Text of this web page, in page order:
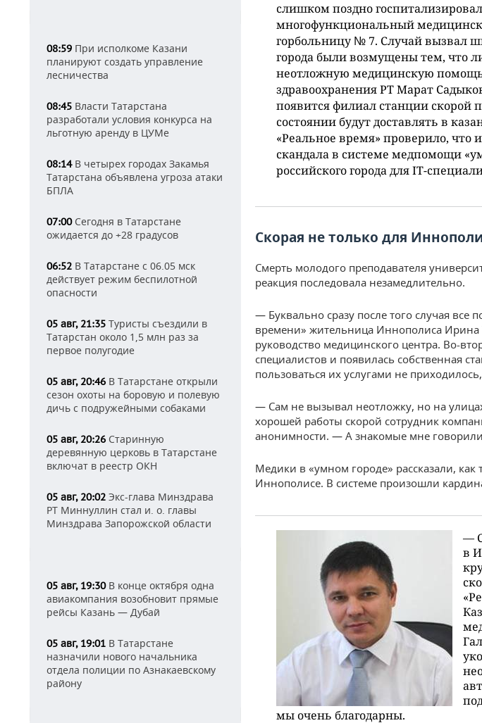
08:59 При исполкоме Казани
планируют создать управление
лесничества
08:45 Власти Татарстана
разработали условия конкурса на
льготную аренду в ЦУМе
08:14В четырех городах Закамья
Татарстана объявлена угроза атаки
БПЛА
07:00Сегодня в Татарстане
ожидается до +28 градусов
06:52 В Татарстане с 06.05 мск
действует режим беспилотной
опасности
05 авг, 21:35 Туристы съездили в
Татарстан около 1,5 млн раз за
первое полугодие
05 авг, 20:46 В Татарстане открыли
сезон охоты на боровую и полевую
дичь с подружейными собаками
05 авг, 20:26 Старинную
деревянную церковь в Татарстане
включат в реестр ОКН
05 авг, 20:02 Экс-глава Минздрава
РТ Миннуллин стал и. о. главы
Минздрава Запорожской области
05 авг, 19:30В конце октября одна
авиакомпания возобновит прямые
рейсы Казань — Дубай
05 авг, 19:01 В Татарстане
назначили нового начальника
отдела полиции по Азнакаевскому
району
слишком поздно
многофункциональный
горбольницу № 7. Случай вызвал
города были возмущены тем, что
неотложную медицинскую помощь
здравоохранения РТ Марат
появится филиал станции
состоянии будут доставлять в
«Реальное время» проверило, что
скандала в системе медпомощи
российского города для IT-
Скорая не только для
Смерть молодого преподавателя
реакция последовала незамедлительно.
— Буквально сразу после того случая все
времени» жительница Иннополиса
руководство медицинского центра. Во-
специалистов и появилась собственная
пользоваться их услугами не
— Сам не вызывал неотложку, но на
хорошей работы скорой сотрудник
анонимности. — А знакомые мне
Медики в «умном городе» рассказали, как
Иннополисе. В системе произошли
— С
в
мы очень благодарны.